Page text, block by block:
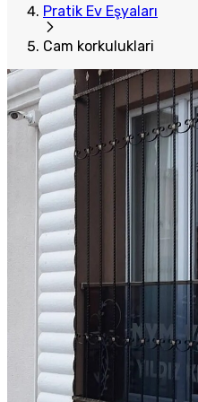
Pratik Ev Eşyaları
Cam korkuluklari